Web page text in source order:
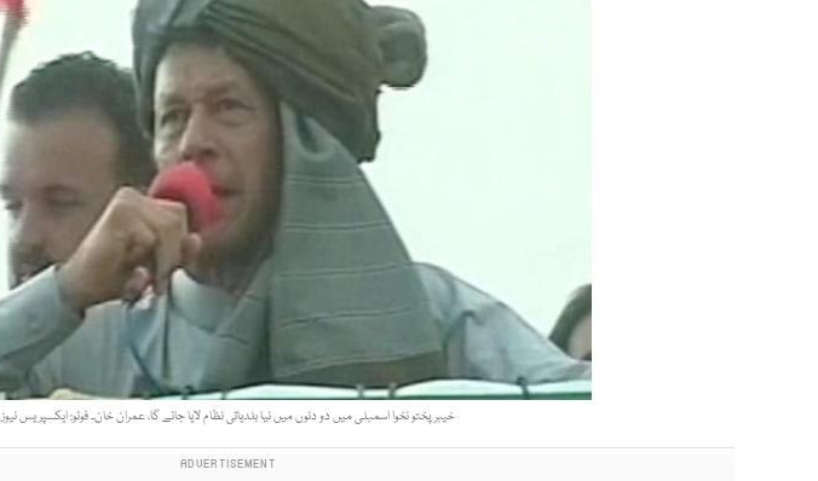
خیبرپختو نخوا اسمبلی میں دو دنوں میں نیا بلدیاتی نظام لایا جائے گا، عمران خان۔ فوٹو: ایکسپریس نیوز